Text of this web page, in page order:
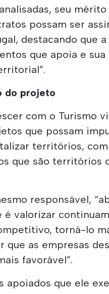
seu
possam ser
destacando que
que apoia e sua
do projeto
com o Turismo
que possam
territórios,
que são territórios
responsável,
é valorizar
torná-lo
as empresas
favorável”.
apoiados que ele